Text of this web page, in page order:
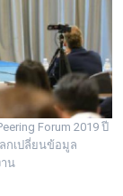
Forum 2019 ปี
กเปลี่ยนข้อมูล
น